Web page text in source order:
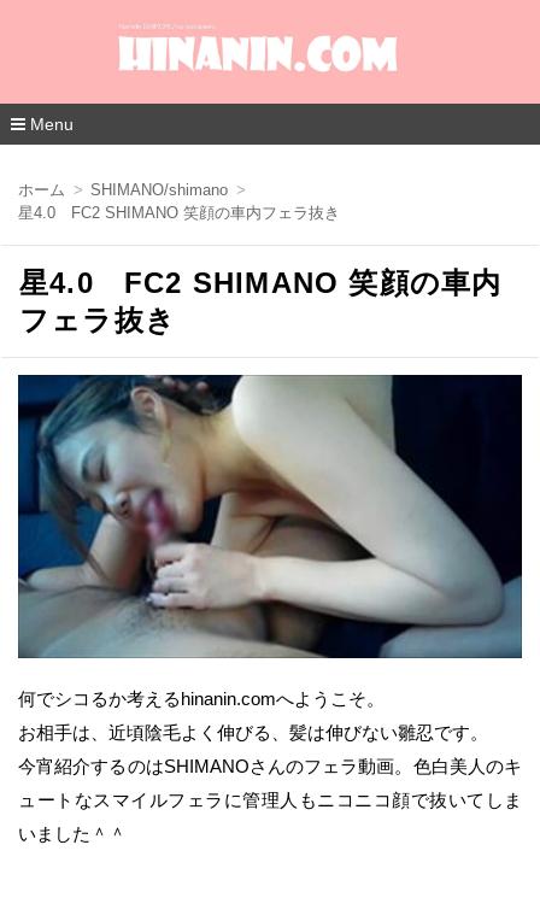
Menu
ツ
ホーム
SHIMANO/shimano
星4.0 FC2 SHIMANO 笑顔の車内フェラ抜き
星4.0 FC2 SHIMANO 笑顔の車内
フェラ抜き
何でシコるか考えるhinanin.comへようこそ。
お相手は、近頃陰毛よく伸びる、髪は伸びない雛忍です。
今宵紹介するのはSHIMANOさんのフェラ動画。色白美人のキ
ュートなスマイルフェラに管理人もニコニコ顔で抜いてしま
いました＾＾